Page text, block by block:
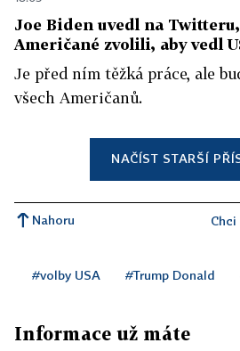
Joe Biden uvedl na
Američané zvolili, aby vedl
Je před ním těžká práce, ale
všech Američanů.
NAČÍST STARŠÍ
Nahoru
#volby USA #Trump Donald
Informace už máte